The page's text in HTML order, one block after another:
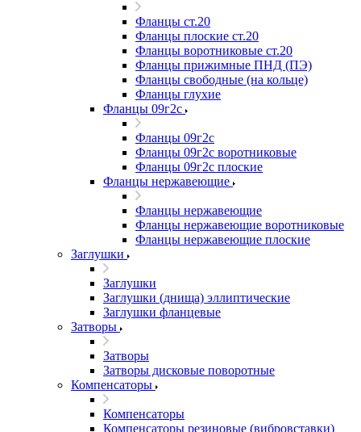
Фланцы ст.20
Фланцы плоские ст.20
Фланцы воротниковые ст.20
Фланцы прижимные ПНД (ПЭ)
Фланцы свободные (на кольце)
Фланцы глухие
Фланцы 09г2с
Фланцы 09г2с
Фланцы 09г2с воротниковые
Фланцы 09г2с плоские
Фланцы нержавеющие
Фланцы нержавеющие
Фланцы нержавеющие воротниковые
Фланцы нержавеющие плоские
Заглушки
Заглушки
Заглушки (днища) эллиптические
Заглушки фланцевые
Затворы
Затворы
Затворы дисковые поворотные
Компенсаторы
Компенсаторы
Компенсаторы резиновые (вибровставки)